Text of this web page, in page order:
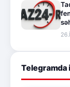
Telegramda